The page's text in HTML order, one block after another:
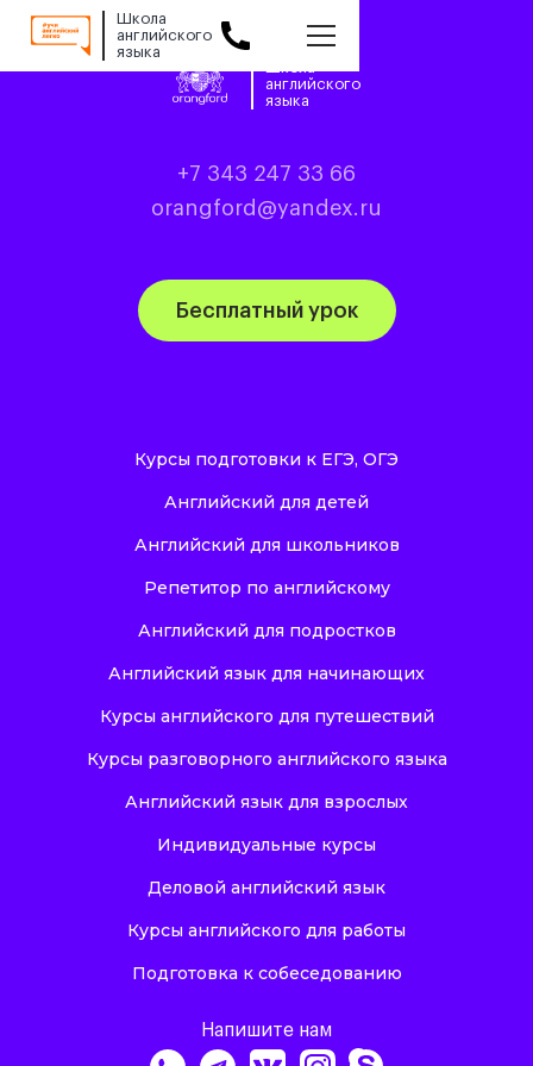
Slide 2 of 2.
Школа
английского
языка
английского
языка
+7 343 247 33 66
orangford@yandex.ru
Бесплатный урок
Курсы подготовки к ЕГЭ, ОГЭ
Английский для детей
Английский для школьников
Репетитор по английскому
Английский для подростков
Английский язык для начинающих
Курсы английского для путешествий
Курсы разговорного английского языка
Английский язык для взрослых
Индивидуальные курсы
Деловой английский язык
Курсы английского для работы
Подготовка к собеседованию
Напишите нам